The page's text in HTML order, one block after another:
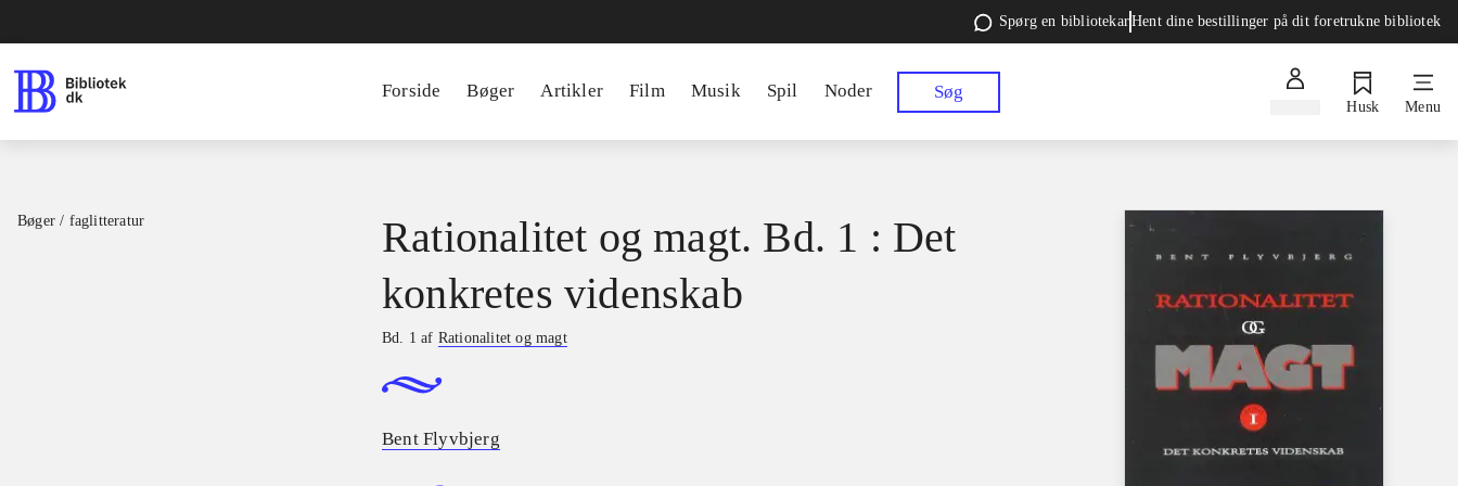
Spørg en bibliotekarHent dine bestillinger på dit foretrukne bibliotek
Forside Bøger Artikler Film Musik Spil Noder Søg
Husk Menu
Bøger / faglitteratur
Rationalitet og magt. Bd. 1 : Det
konkretes videnskab
Bd. 1 af Rationalitet og magt
Bent Flyvbjerg